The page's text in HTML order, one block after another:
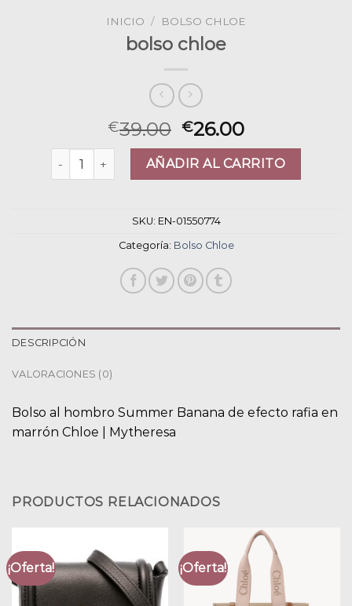
INICIO / BOLSO CHLOE
bolso chloe
€39.00 €26.00
bolso chloe cantidadAÑADIR AL CARRITO
SKU: EN-01550774
Categoría: Bolso Chloe
DESCRIPCIÓN
VALORACIONES (0)
Bolso al hombro Summer Banana de efecto rafia en
marrón Chloe | Mytheresa
PRODUCTOS RELACIONADOS
¡Oferta! ¡Oferta!